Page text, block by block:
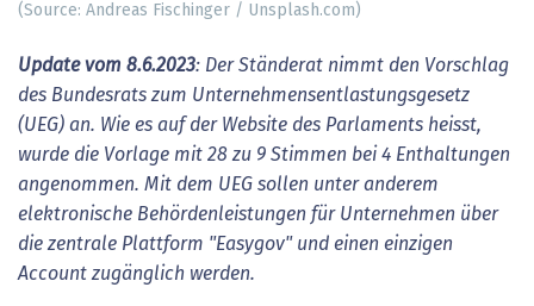
(Source: Andreas Fischinger / Unsplash.com)
Update vom 8.6.2023: Der Ständerat nimmt den Vorschlag
des Bundesrats zum Unternehmensentlastungsgesetz
(UEG) an. Wie es auf der Website des Parlaments heisst,
wurde die Vorlage mit 28 zu 9 Stimmen bei 4 Enthaltungen
angenommen. Mit dem UEG sollen unter anderem
elektronische Behördenleistungen für Unternehmen über
die zentrale Plattform "Easygov" und einen einzigen
Account zugänglich werden.